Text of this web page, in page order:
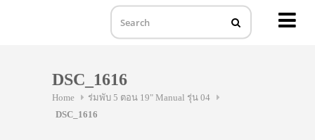
DSC_1616
Home
ร่มพับ 5 ตอน 19" Manual รุ่น 04
DSC_1616